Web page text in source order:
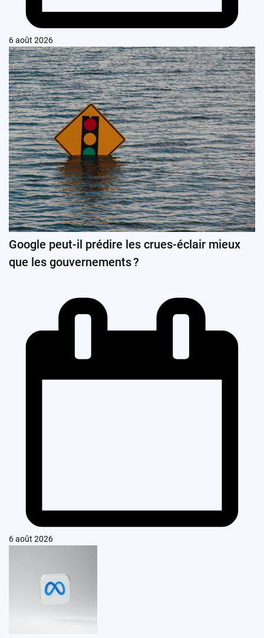
6 août 2026
Google peut-il prédire les crues-éclair mieux
que les gouvernements ?
6 août 2026